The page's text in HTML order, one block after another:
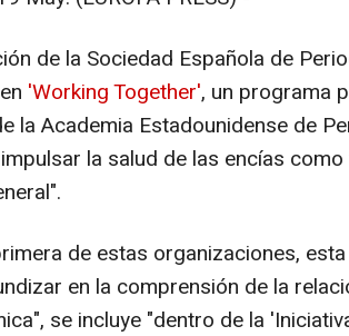
de la Sociedad Española de
'Working Together', un programa
la Academia Estadounidense de
la salud de las encías
de estas organizaciones,
en la comprensión de la
se incluye "dentro de la